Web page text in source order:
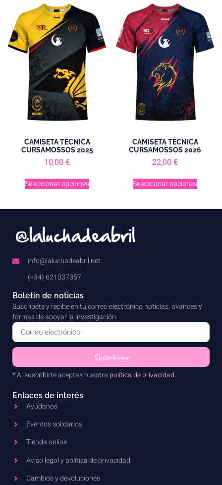
CAMISETA TÉCNICA
CURSAMOSSOS 2025
10,00 €
Seleccionar opciones
CAMISETA TÉCNICA
CURSAMOSSOS 2026
22,00 €
Seleccionar opciones
info@laluchadeabril.net
(+34) 621037357
Enlaces de interés
Ayúdanos
Eventos solidarios
Tienda online
Aviso legal y política de privacidad
Cambios y devoluciones
Boletín de noticias
Suscríbete y recibe en tu correo electrónico noticias, avances y
formas de apoyar la investigación.
Suscribirme
* Al suscribirte aceptas nuestra política de privacidad.